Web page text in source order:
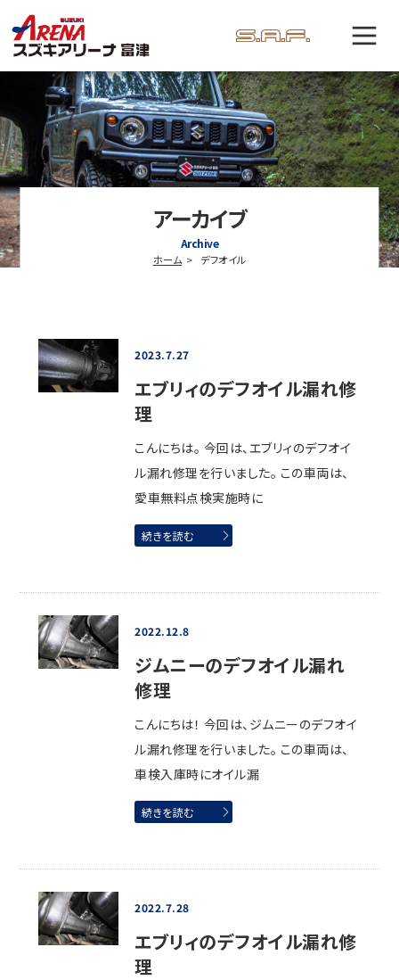
アーカイブ
Archive
ホーム デフオイル
2023.7.27
エブリィのデフオイル漏れ修
理
こんにちは。 今回は、エブリィのデフオイ
ル漏れ修理を行いました。 この車両は、
愛車無料点検実施時に
続きを読む
2022.12.8
ジムニーのデフオイル漏れ
修理
こんにちは！ 今回は、ジムニーのデフオイ
ル漏れ修理を行いました。 この車両は、
車検入庫時にオイル漏
続きを読む
2022.7.28
エブリィのデフオイル漏れ修
理